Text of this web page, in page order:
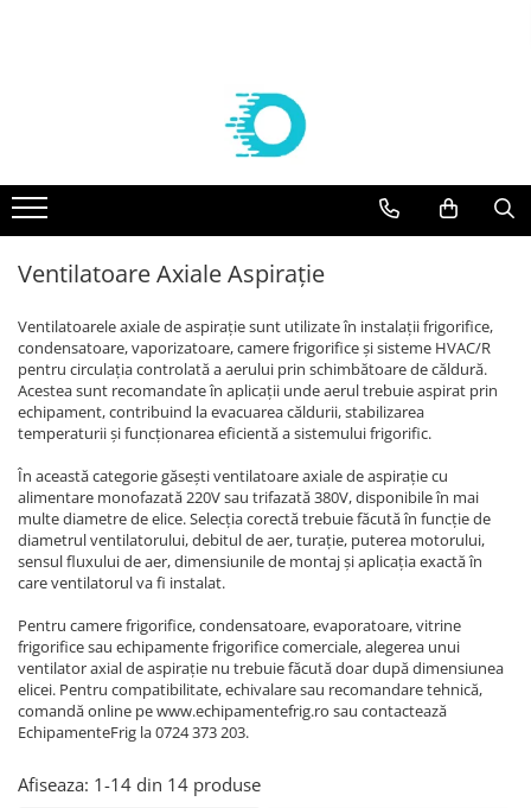
FILTRE CASTEL
Valve Solenoid
VALVE SOLENOID CASTEL
VALVE TERMOSTATICE DANFOSS
Cartuse si carcase
CARTUSE DANFOSS
CARTUSE CASTEL
Condensatoare
Racorduri absorbtie vibratii
REZISTENTE DIGIVRARE
REZISTENTE SILICONICE
Ventilatoare
Ventilatoare EbmPapst
Ventilatoare WEIGUANG
Ventilatoare turbina
VENTILATOARE AXIALE
AGREGATE EMBRACO R 134a
AGREGATE EMBRACO R 404a
Agregate Tecumseh
AGREGATE TECUMSEH R 134a
Compresoare frigorifice Embraco
R404A
Compresoare frigorifice Embraco
R290
Compresoare Embraco R600a
Compresoare Tecumseh
Compresoare Tecumseh R134a
Compresoare Tecumseh R404A
Compresoare Danfoss
Compresoare Copeland
Compresoare Cubigel
Compresoare Cubigel R134a
Compresoare Cubigel R404a
VAPORIZATOARE ECO-MODINE
Vaporizatoare ECO - Slim EVS
VAPORIZATOARE cubiceECO GCE/
CTE PAS 6 REFRIGERARE
PAS 8 REFRIGERARE/CONGELARE
PAS 8.5 REFRIGERARE/ CONGELARE
VAPORIZATOARE ECO- pas 3
dubluflux GDE refrigerare
Vaporizatoare GUNAY
Vaporizatoare CUBICE GUNAY
Vaporizatoare GUNAY DUBLU FLUX
Vaporizatoare GUNAY UNGHIULARE
VAPORIZATOARE LU-VE
Solutii curatare/igienizare
SUPORTI AER CONDITIONAT
KITURI INSTALARE AER
CONDITIONAT
ACCESORII AER CONDITIONAT
Ventilatoare Axiale Aspirație
Ventilatoarele axiale de aspirație sunt utilizate în instalații frigorifice,
condensatoare, vaporizatoare, camere frigorifice și sisteme HVAC/R
pentru circulația controlată a aerului prin schimbătoare de căldură.
Acestea sunt recomandate în aplicații unde aerul trebuie aspirat prin
echipament, contribuind la evacuarea căldurii, stabilizarea
temperaturii și funcționarea eficientă a sistemului frigorific.
În această categorie găsești ventilatoare axiale de aspirație cu
alimentare monofazată 220V sau trifazată 380V, disponibile în mai
multe diametre de elice. Selecția corectă trebuie făcută în funcție de
diametrul ventilatorului, debitul de aer, turație, puterea motorului,
sensul fluxului de aer, dimensiunile de montaj și aplicația exactă în
care ventilatorul va fi instalat.
Pentru camere frigorifice, condensatoare, evaporatoare, vitrine
frigorifice sau echipamente frigorifice comerciale, alegerea unui
ventilator axial de aspirație nu trebuie făcută doar după dimensiunea
elicei. Pentru compatibilitate, echivalare sau recomandare tehnică,
comandă online pe www.echipamentefrig.ro sau contactează
EchipamenteFrig la 0724 373 203.
Afiseaza: 1-14 din 14 produse